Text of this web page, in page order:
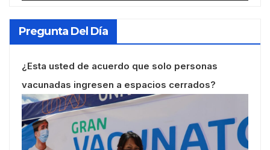
Pregunta Del Día
¿Esta usted de acuerdo que solo personas
vacunadas ingresen a espacios cerrados?